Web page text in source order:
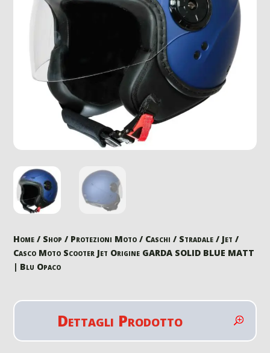
Home / Shop / Protezioni Moto / Caschi / Stradale / Jet /
Casco Moto Scooter Jet Origine GARDA SOLID BLUE MATT
| Blu Opaco
Dettagli Prodotto